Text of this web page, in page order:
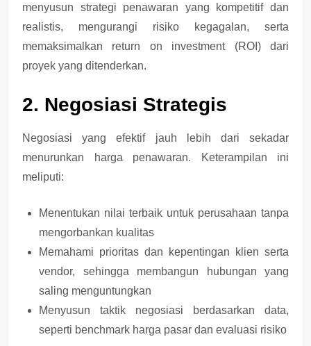
menyusun strategi penawaran yang kompetitif dan
realistis, mengurangi risiko kegagalan, serta
memaksimalkan return on investment (ROI)dari
proyek yang ditenderkan.
2. Negosiasi Strategis
Negosiasi yang efektif jauh lebih dari sekadar
menurunkan harga penawaran. Keterampilan ini
meliputi:
Menentukan nilai terbaik untuk perusahaan tanpa
mengorbankan kualitas
Memahami prioritas dan kepentingan klien serta
vendor, sehingga membangun hubungan yang
saling menguntungkan
Menyusun taktik negosiasi berdasarkan data,
seperti benchmark harga pasar dan evaluasi risiko